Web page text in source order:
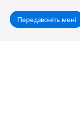
Передзвоніть мені